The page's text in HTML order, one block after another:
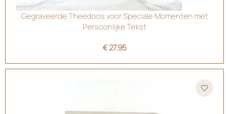
Gegraveerde Theedoos voor Speciale Momenten met
Persoonlijke Tekst
€27.95